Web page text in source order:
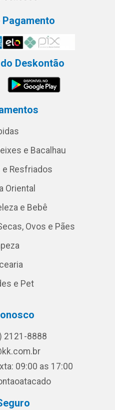
Deskontão
e Bacalhau
e Resfriados
Oriental
e Bebê
Ovos e Pães
e Pet
2121-8888
09:00 as 17:00